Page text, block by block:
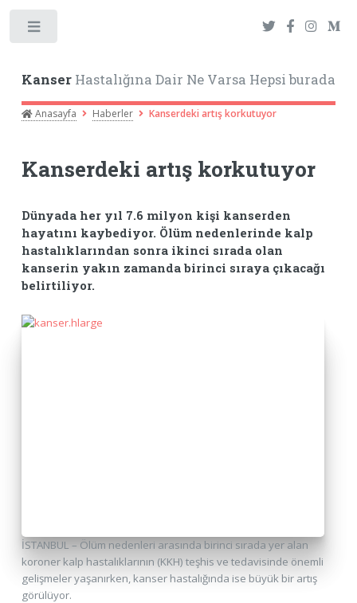
KanserHastalığına Dair Ne Varsa Hepsi burada
Anasayfa Haberler Kanserdeki artış korkutuyor
Kanserdeki artış korkutuyor
Dünyada her yıl 7.6 milyon kişi kanserden
hayatını kaybediyor. Ölüm nedenlerinde kalp
hastalıklarından sonra ikinci sırada olan
kanserin yakın zamanda birinci sıraya çıkacağı
belirtiliyor.
İSTANBUL – Ölüm nedenleri arasında birinci sırada yer alan
koroner kalp hastalıklarının (KKH) teşhis ve tedavisinde önemli
gelişmeler yaşanırken, kanser hastalığında ise büyük bir artış
görülüyor.